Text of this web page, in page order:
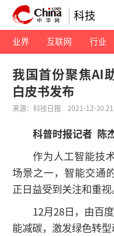
科技
业界 互联网 行业
我国首份聚焦
白皮书发布
来源：科技日报 2021-12-30
科普时报记者 陈
作为人工智能技
场景之一，智能交通
正日益受到关注和重视
12月28日，由百
能减碳，激发绿色转